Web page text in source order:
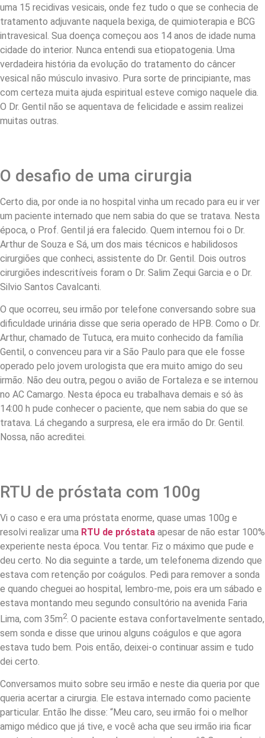
uma 15 recidivas vesicais, onde fez tudo o que se conhecia de
tratamento adjuvante naquela bexiga, de quimioterapia e BCG
intravesical. Sua doença começou aos 14 anos de idade numa
cidade do interior. Nunca entendi sua etiopatogenia. Uma
verdadeira história da evolução do tratamento do câncer
vesical não músculo invasivo. Pura sorte de principiante, mas
com certeza muita ajuda espiritual esteve comigo naquele dia.
O Dr. Gentil não se aquentava de felicidade e assim realizei
muitas outras.
O desafio de uma cirurgia
Certo dia, por onde ia no hospital vinha um recado para eu ir ver
um paciente internado que nem sabia do que se tratava. Nesta
época, o Prof. Gentil já era falecido. Quem internou foi o Dr.
Arthur de Souza e Sá, um dos mais técnicos e habilidosos
cirurgiões que conheci, assistente do Dr. Gentil. Dois outros
cirurgiões indescritíveis foram o Dr. Salim Zequi Garcia e o Dr.
Silvio Santos Cavalcanti.
O que ocorreu, seu irmão por telefone conversando sobre sua
dificuldade urinária disse que seria operado de HPB. Como o Dr.
Arthur, chamado de Tutuca, era muito conhecido da família
Gentil, o convenceu para vir a São Paulo para que ele fosse
operado pelo jovem urologista que era muito amigo do seu
irmão. Não deu outra, pegou o avião de Fortaleza e se internou
no AC Camargo. Nesta época eu trabalhava demais e só às
14:00 h pude conhecer o paciente, que nem sabia do que se
tratava. Lá chegando a surpresa, ele era irmão do Dr. Gentil.
Nossa, não acreditei.
RTU de próstata com 100g
Vi o caso e era uma próstata enorme, quase umas 100g e
resolvi realizar uma RTU de próstata apesar de não estar 100%
experiente nesta época. Vou tentar. Fiz o máximo que pude e
deu certo. No dia seguinte a tarde, um telefonema dizendo que
estava com retenção por coágulos. Pedi para remover a sonda
e quando cheguei ao hospital, lembro-me, pois era um sábado e
estava montando meu segundo consultório na avenida Faria
Lima, com 35m2. O paciente estava confortavelmente sentado,
sem sonda e disse que urinou alguns coágulos e que agora
estava tudo bem. Pois então, deixei-o continuar assim e tudo
dei certo.
Conversamos muito sobre seu irmão e neste dia queria por que
queria acertar a cirurgia. Ele estava internado como paciente
particular. Então lhe disse: “Meu caro, seu irmão foi o melhor
amigo médico que já tive, e você acha que seu irmão iria ficar